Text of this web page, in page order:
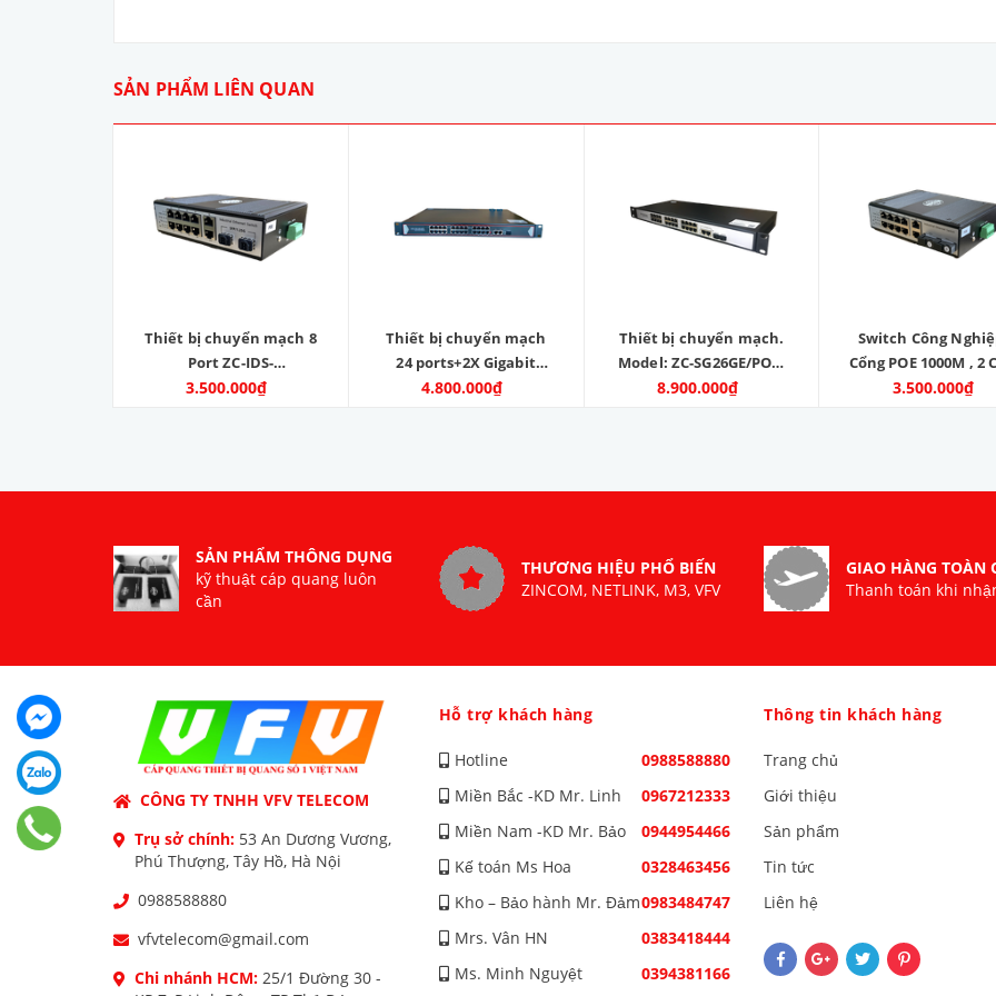
SẢN PHẨM LIÊN QUAN
Thiết bị chuyển mạch 8
Port ZC-IDS-
8GPOE8022EFG - Zincom
3.500.000₫
Thiết bị chuyển mạch
24 ports+2X Gigabit
Ethernet ports +1SFP.
4.800.000₫
Thiết bị chuyển mạch.
Model: ZC-SG26GE/POE-
2SFP
8.900.000₫
Switch Công
Cổng POE 1000M , 2
SC 1000M , 2 Cổng
3.500.000₫
SẢN PHẨM THÔNG DỤNG
kỹ thuật cáp quang luôn
cần
THƯƠNG HIỆU PHỔ BIẾN
ZINCOM, NETLINK, M3, VFV
GIAO HÀNG TOÀN
Thanh toán khi
CÔNG TY TNHH VFV TELECOM
Trụ sở chính: 53 An Dương Vương,
Phú Thượng, Tây Hồ, Hà Nội
0988588880
vfvtelecom@gmail.com
Chi nhánh HCM: 25/1 Đường 30 -
Hỗ trợ khách hàng
Hotline
0988588880
Miền Bắc -KD Mr. Linh
0967212333
Miền Nam -KD Mr. Bảo
0944954466
Kế toán Ms Hoa
0328463456
Kho – Bảo hành Mr. Đảm0983484747
Mrs. Vân HN
0383418444
Ms. Minh Nguyệt
0394381166
Thông tin khách hàng
Trang chủ
Giới thiệu
Sản phẩm
Tin tức
Liên hệ